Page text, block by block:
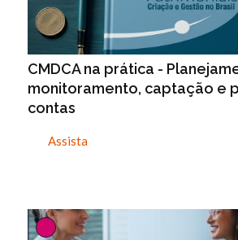
CMDCA na prática -
monitoramento, captação e
contas
Assista